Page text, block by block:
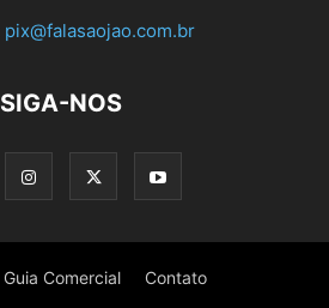
pix@falasaojao.com.br
SIGA-NOS
Guia Comercial Contato